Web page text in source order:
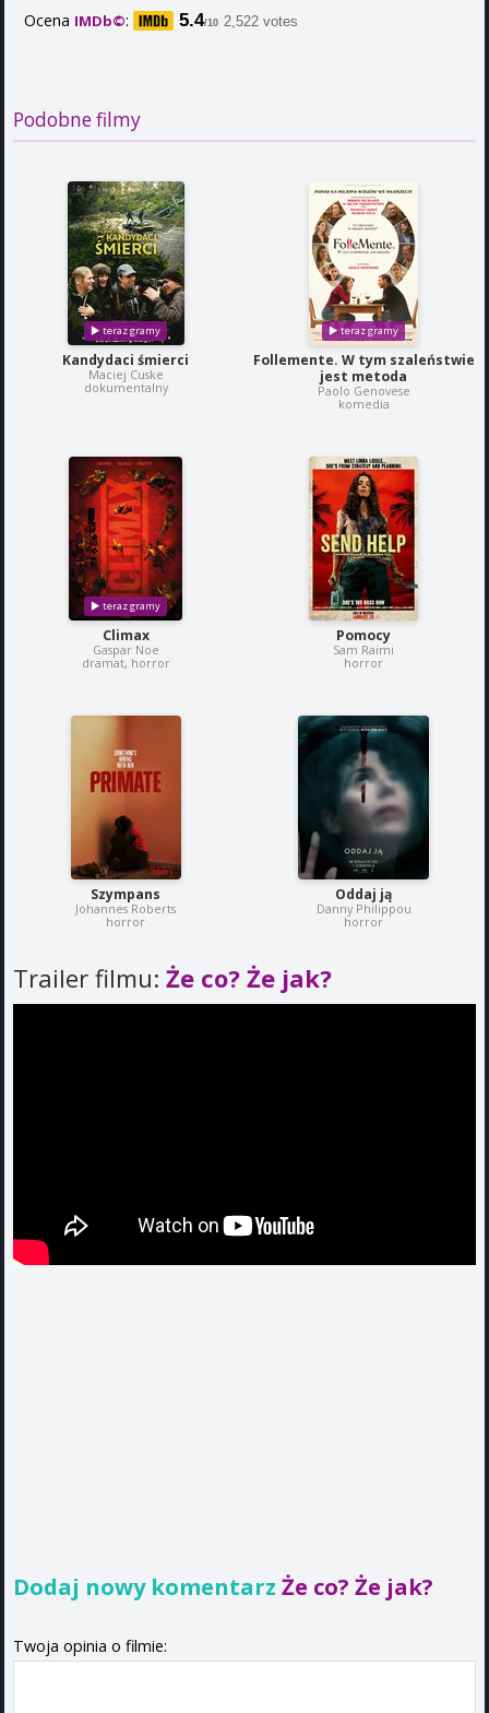
Ocena IMDb©: 5.4/10 2,522 votes
Podobne filmy
Kandydaci śmierci
Maciej Cuske
dokumentalny
Follemente. W tym szaleństwie
jest metoda
Paolo Genovese
komedia
Climax
Gaspar Noe
dramat, horror
Pomocy
Sam Raimi
horror
Szympans
Johannes Roberts
horror
Oddaj ją
Danny Philippou
horror
Trailer filmu: Że co? Że jak?
Dodaj nowy komentarz Że co? Że jak?
Twoja opinia o filmie: